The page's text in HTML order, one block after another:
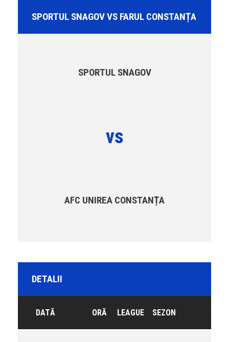
SPORTUL SNAGOV VS FARUL CONSTANȚA
SPORTUL SNAGOV
vs
AFC UNIREA CONSTANȚA
DETALII
DATĂ ORĂ LEAGUE SEZON